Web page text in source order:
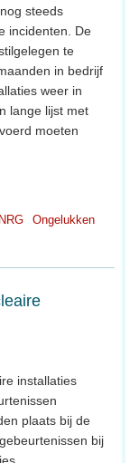
steeds
incidenten. De
te
in bedrijf
weer in
lange lijst met
moeten
NRG Ongelukken
installaties
plaats bij de
bij